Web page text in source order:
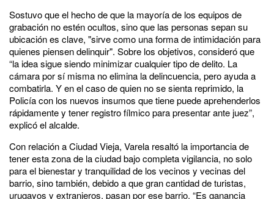
Sostuvo que el hecho de que la mayoría de los equipos de
grabación no estén ocultos, sino que las personas sepan su
ubicación es clave, "sirve como una forma de intimidación para
quienes piensen delinquir". Sobre los objetivos, consideró que
“la idea sigue siendo minimizar cualquier tipo de delito. La
cámara por sí misma no elimina la delincuencia, pero ayuda a
combatirla. Y en el caso de quien no se sienta reprimido, la
Policía con los nuevos insumos que tiene puede aprehenderlos
rápidamente y tener registro fílmico para presentar ante juez”,
explicó el alcalde.
Con relación a Ciudad Vieja, Varela resaltó la importancia de
tener esta zona de la ciudad bajo completa vigilancia, no solo
para el bienestar y tranquilidad de los vecinos y vecinas del
barrio, sino también, debido a que gran cantidad de turistas,
urugayos y extranjeros, pasan por ese barrio. “Es ganancia